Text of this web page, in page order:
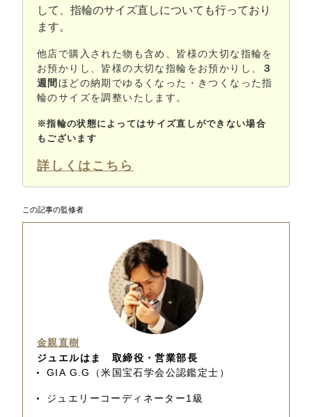
して、指輪のサイズ直しについても行っており
ます。
他店で購入された物も含め、皆様の大切な指輪を
お預かりし、皆様の大切な指輪をお預かりし、
３
週間ほどの納期でゆるくなった・きつくなった指
輪のサイズを調整いたします。
※指輪の状態によってはサイズ直しができない場合
もございます
詳しくはこちら
この記事の監修者
金親直樹
ジュエルはま 取締役・営業部長
GIA G.G（米国宝石学会公認鑑定士）
ジュエリーコーディネーター1級